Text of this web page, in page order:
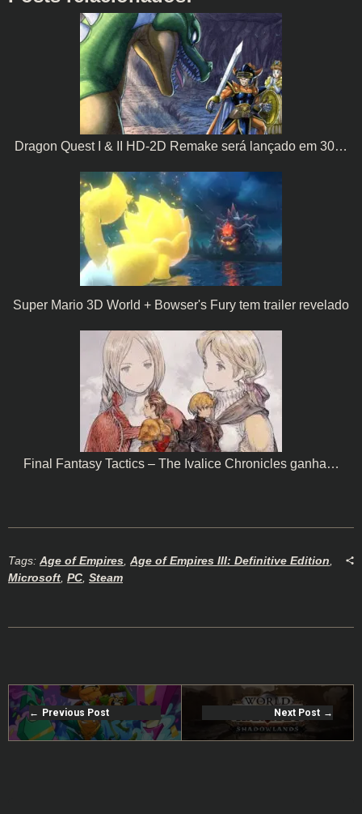
Dragon Quest I & II HD-2D Remake será lançado em 30…
Super Mario 3D World + Bowser's Fury tem trailer revelado
Final Fantasy Tactics – The Ivalice Chronicles ganha…
Tags: Age of Empires, Age of Empires III: Definitive Edition,
Microsoft, PC, Steam
Previous Post Next Post